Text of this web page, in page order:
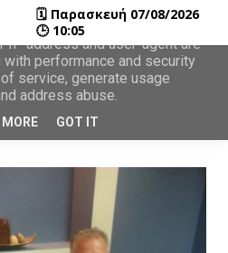
🗓 Παρασκευή 07/08/2026
🕒 10:05
Google to deliver its services
IP address and user-agent are
performance and security
service, generate usage
address abuse.
MORE GOT IT